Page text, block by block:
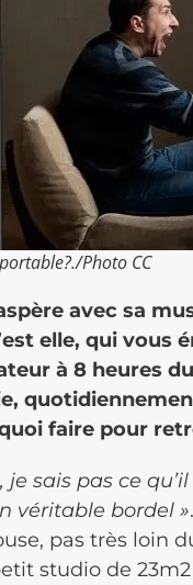
Photo CC
avec sa
elle, qui vous
à 8 heures
faire pour
je sais pas ce
véritable bordel »
pas très loin
studio de